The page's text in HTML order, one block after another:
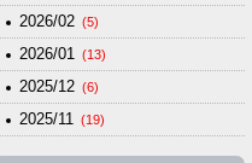
2026/02 (5)
2026/01 (13)
2025/12 (6)
2025/11 (19)